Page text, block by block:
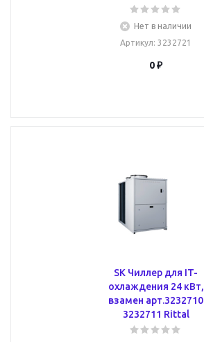
Нет в наличии
Артикул: 3232721
0 ₽
SK Чиллер для IT-
охлаждения 24 кВт,
взамен арт.3232710
3232711 Rittal